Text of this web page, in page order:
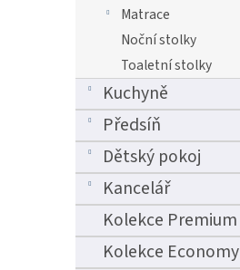
Matrace
Noční stolky
Toaletní stolky
Kuchyně
Předsíň
Dětský pokoj
Kancelář
Kolekce Premium
Kolekce Economy